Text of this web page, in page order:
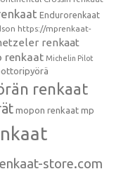
Endurorenkaat
https://mprenkaat-
renkaat
renkaat Michelin Pilot
renkaat
mopon renkaat mp
store.com